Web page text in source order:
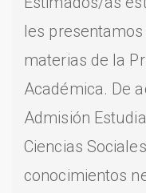
les
materias de la
Académica. De
Admisión
Ciencias
conocimientos